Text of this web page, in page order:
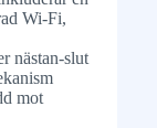
Wi-Fi,
nästan-slut
mot